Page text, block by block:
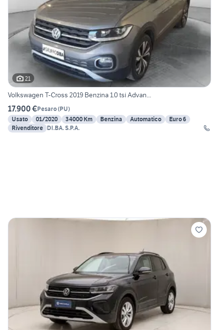
21
Volkswagen T-Cross 2019 Benzina 1.0 tsi Advan...
17.900 €Pesaro(PU)
Usato
01/2020 34000 Km Benzina Automatico
Euro 6
Rivenditore DI.BA. S.P.A.